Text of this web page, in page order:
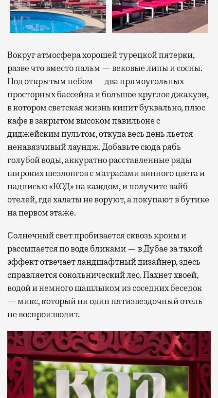
Вокруг атмосфера хорошей турецкой пятерки,
разве что вместо пальм — вековые липы и сосны.
Под открытым небом — два прямоугольных
просторных бассейна и большое круглое джакузи,
в котором светская жизнь кипит буквально, плюс
кафе в закрытом высоком павильоне с
диджейским пультом, откуда весь день льется
ненавязчивый лаундж. Добавьте сюда рябь
голубой воды, аккуратно расставленные ряды
широких шезлонгов с матрасами винного цвета и
надписью «КОД» на каждом, и получите вайб
отелей, где халаты не воруют, а покупают в бутике
на первом этаже.
Солнечный свет пробивается сквозь кроны и
рассыпается по воде бликами — в Дубае за такой
эффект отвечает ландшафтный дизайнер, здесь
справляется сокольнический лес. Пахнет хвоей,
водой и немного шашлыком из соседних беседок
— микс, который ни один пятизвездочный отель
не воспроизводит.